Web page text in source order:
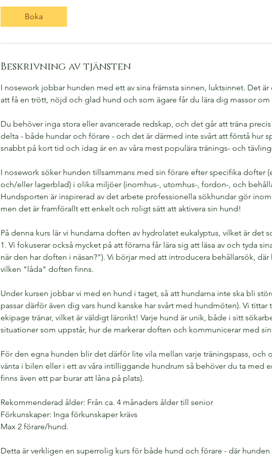
t
1
a
g
.
Boka
Beskrivning av tjänsten
I nosework jobbar hunden med ett av sina främsta sinnen, luktsinnet. Det
att få en trött, nöjd och glad hund och som ägare får du lära dig massor
Du behöver inga stora eller avancerade redskap, och det går att träna
delta - både hundar och förare - och det är därmed inte svårt att förstå hur
snabbt på kort tid och idag är en av våra mest populära tränings- och
I nosework söker hunden tillsammans med sin förare efter specifika dofter
och/eller lagerblad) i olika miljöer (inomhus-, utomhus-, fordon-, och
Hundsporten är inspirerad av det arbete professionella sökhundar gör
men det är framförallt ett enkelt och roligt sätt att aktivera sin hund!
På denna kurs lär vi hundarna doften av hydrolatet eukalyptus, vilket är det
1. Vi fokuserar också mycket på att förarna får lära sig att läsa av och tyda
när den har doften i näsan?"). Vi börjar med att introducera behållarsök,
vilken "låda" doften finns.
Under kursen jobbar vi med en hund i taget, så att hundarna inte ska bli
passar därför även dig vars hund kanske har svårt med hundmöten). Vi tittar
ekipage tränar, vilket är väldigt lärorikt! Varje hund är unik, både i sitt
situationer som uppstår, hur de markerar doften och kommunicerar med
För den egna hunden blir det därför lite vila mellan varje träningspass, och
vänta i bilen eller i ett av våra intilliggande hundrum så behöver du ta med
finns även ett par burar att låna på plats).
Rekommenderad ålder: Från ca. 4 månaders ålder till senior
Förkunskaper: Inga förkunskaper krävs
Max 2 förare/hund.
Detta är verkligen en superrolig kurs för både hund och förare - där